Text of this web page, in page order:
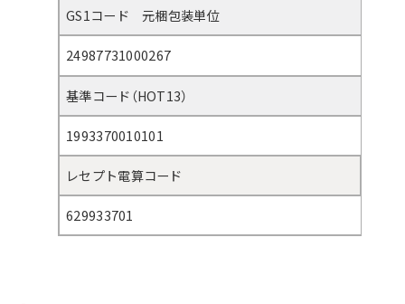
GS1コード 元梱包装単位
24987731000267
基準コード（HOT13）
1993370010101
レセプト電算コード
629933701